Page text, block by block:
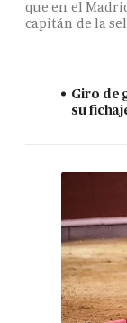
que en el
capitán de la
Giro de
su